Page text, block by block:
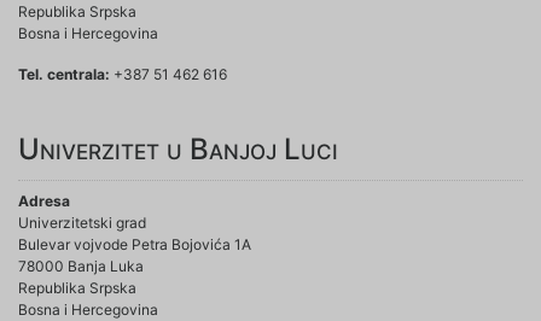
Republika Srpska
Bosna i Hercegovina
Tel. centrala: +387 51 462 616
Univerzitet u Banjoj Luci
Adresa
Univerzitetski grad
Bulevar vojvode Petra Bojovića 1A
78000 Banja Luka
Republika Srpska
Bosna i Hercegovina